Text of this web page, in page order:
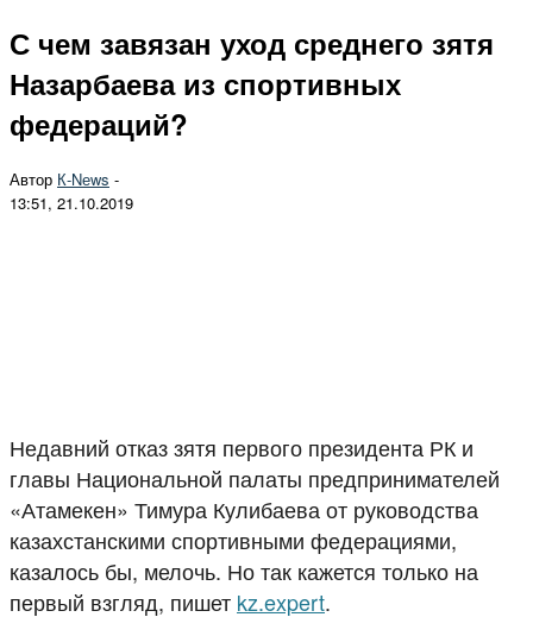
С чем завязан уход среднего зятя
Назарбаева из спортивных
федераций?
Автор К-Nеws -
13:51, 21.10.2019
Недавний отказ зятя первого президента РК и
главы Национальной палаты предпринимателей
«Атамекен» Тимура Кулибаева от руководства
казахстанскими спортивными федерациями,
казалось бы, мелочь. Но так кажется только на
первый взгляд, пишет kz.expert.